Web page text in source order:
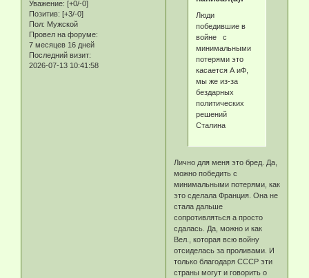
Уважение: [+0/-0]
Позитив: [+3/-0]
Пол: Мужской
Провел на форуме:
7 месяцев 16 дней
Последний визит:
2026-07-13 10:41:58
Люди
победившие в
войне с
минимальными
потерями это
касается А иФ,
мы же из-за
бездарных
политических
решений
Сталина
Лично для меня это бред. Да,
можно победить с
минимальными потерями, как
это сделала Франция. Она не
стала дальше
сопротивляться а просто
сдалась. Да, можно и как
Вел., которая всю войну
отсиделась за проливами. И
только благодаря СССР эти
страны могут и говорить о